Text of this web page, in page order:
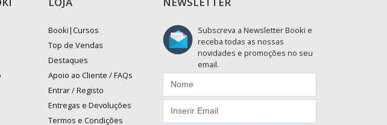
Booki|Cursos
Top de Vendas
Destaques
Apoio ao Cliente / FAQs
Entrar / Registo
Entregas e Devoluções
Termos e Condições
Subscreva a Newsletter Booki e
receba todas as nossas
novidades e promoções no seu
email.